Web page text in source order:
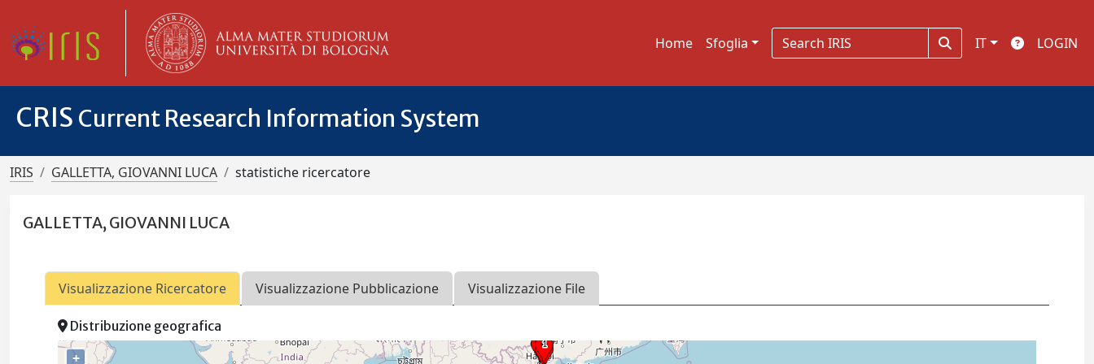
Home Sfoglia IT LOGIN
CRIS Current Research Information System
IRIS GALLETTA, GIOVANNI LUCA statistiche ricercatore
GALLETTA, GIOVANNI LUCA
Visualizzazione Ricercatore Visualizzazione Pubblicazione Visualizzazione File
Distribuzione geografica
+